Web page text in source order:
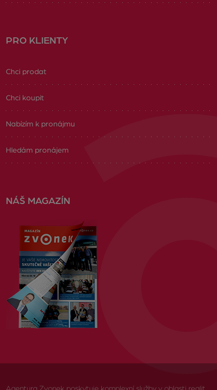
PRO KLIENTY
Chci prodat
Chci koupit
Nabízím k pronájmu
Hledám pronájem
NÁŠ MAGAZÍN
Agentura Zvonek poskytuje komplexní služby v oblasti realit,